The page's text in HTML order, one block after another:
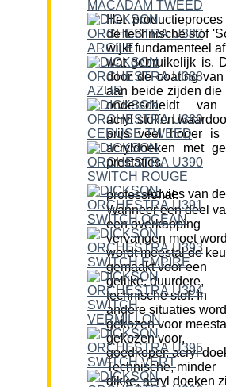
Het productieproces
de technische stof
wijkt fundamenteel
wat gebruikelijk is.
door de coating
aan beide zijden die
onderscheidt
acryl stoffen
prijs veel hoger is
acryldoeken met
prestaties.
Advies van de professional:
Wanneer een deel
een overkapping
vervangen moet
wordt meestal de
gemaakt voor een
gelijke, duurdere,
technische stof. In
andere situaties
gekozen voor meestal
gekozen voor,
goedkoper, acryl
Technische, minder
dikke, acryl doeken